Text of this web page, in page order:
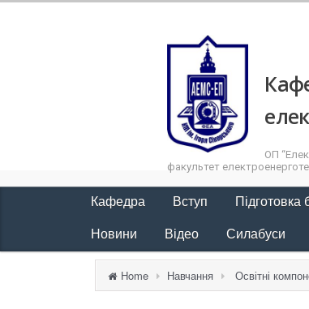
ОП
факультет
Кафедра Вступ Підготовка
Новини Відео Силабуси
Home Навчання Освітні